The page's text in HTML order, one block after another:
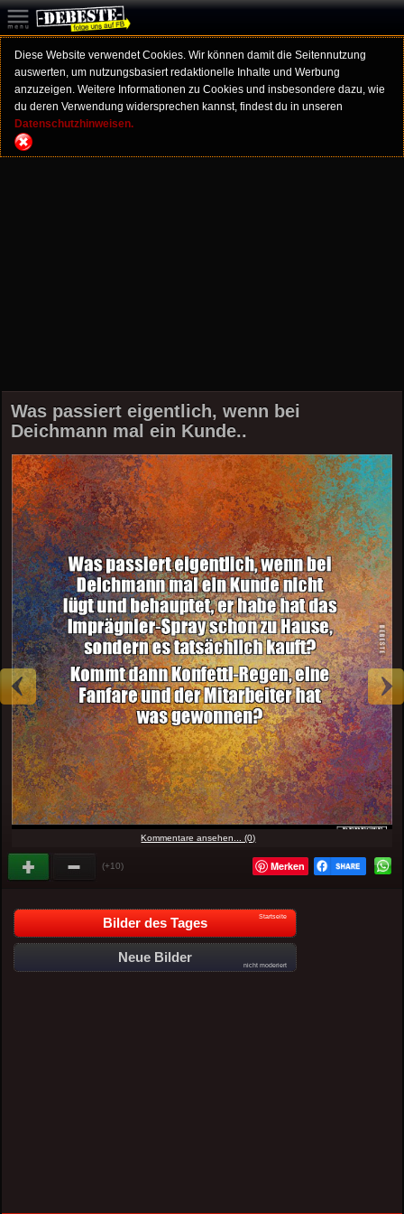
Diese Website verwendet Cookies. Wir können damit die Seitennutzung
auswerten, um nutzungsbasiert redaktionelle Inhalte und Werbung
anzuzeigen. Weitere Informationen zu Cookies und insbesondere dazu, wie
du deren Verwendung widersprechen kannst, findest du in unseren
Datenschutzhinweisen.
Was passiert eigentlich, wenn bei
Deichmann mal ein Kunde..
Kommentare ansehen... (0)
(+10) Merken
Bilder des Tages Startseite
Neue Bilder
nicht moderiert